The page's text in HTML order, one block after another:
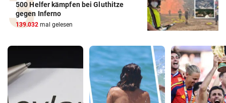
500 Helfer kämpfen bei Gluthitze
gegen Inferno
139.032 mal gelesen